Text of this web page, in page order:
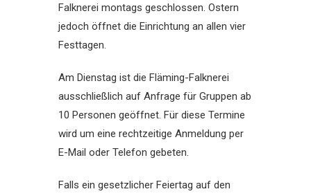
Falknerei montags geschlossen. Ostern
jedoch öffnet die Einrichtung an allen vier
Festtagen.
Am Dienstag ist die Fläming-Falknerei
ausschließlich auf Anfrage für Gruppen ab
10 Personen geöffnet. Für diese Termine
wird um eine rechtzeitige Anmeldung per
E-Mail oder Telefon gebeten.
Falls ein gesetzlicher Feiertag auf den